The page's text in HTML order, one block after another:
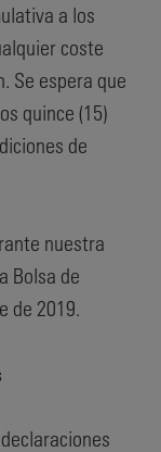
a los
coste
Se espera que
quince (15)
de
nuestra
Bolsa de
de 2019.